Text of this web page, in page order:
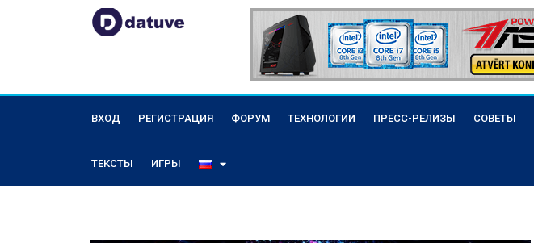
ВХОД РЕГИСТРАЦИЯ ФОРУМ ТЕХНОЛОГИИ ПРЕСС-РЕЛИЗЫ СОВЕТЫ
ТЕКСТЫ ИГРЫ